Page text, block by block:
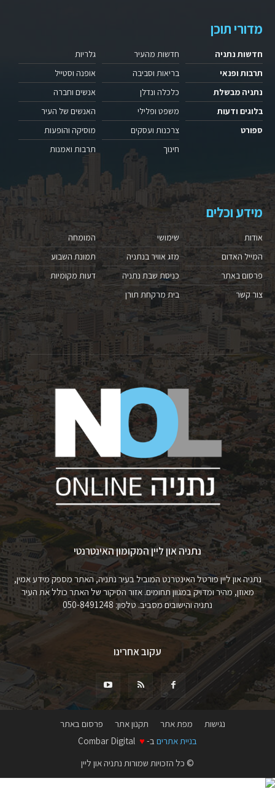
מדורי תוכן
חדשות נתניה
תרבות ופנאי
נתניה מבשלת
בלוגים ודעות
ספורט
חדשות מהעיר
בריאות וסביבה
כלכלה ונדלן
משפט ופלילי
צרכנות ועסקים
חינוך
גלריות
אופנה וסטייל
אנשים וחברה
האנשים של העיר
מוסיקה והופעות
תרבות ואמנות
מידע וכלים
אודות
המייל האדום
פרסום באתר
צור קשר
שימושי
מזג אוויר בנתניה
כניסת שבת נתניה
בית מרקחת תורן
המומחה
תמונת השבוע
דעות מקומיות
נתניה און ליין המקומון האינטרנטי
נתניה און ליין פורטל האינטרנט המוביל בעיר נתניה, האתר מספק מידע אמין,
מאוזן, מהיר ומדויק במגוון תחומים. אזור הסיקור של האתר כולל את העיר
נתניה והישובים מסביב. טלפון: 050-8491248
עקוב אחרינו
נגישות מפת אתר תקנון אתר
פרסום באתר
בניית אתרים ב- ♥
© כל הזכויות שמורות נתניה און ליין